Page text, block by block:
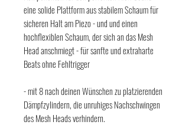
eine solide Plattform aus stabilem Schaum für
sicheren Halt am Piezo - und und einen
hochflexiblen Schaum, der sich an das Mesh
Head anschmiegt - für sanfte und extraharte
Beats ohne Fehltrigger
- mit 8 nach deinen Wünschen zu platzierenden
Dämpfzylindern, die unruhiges Nachschwingen
des Mesh Heads verhindern.